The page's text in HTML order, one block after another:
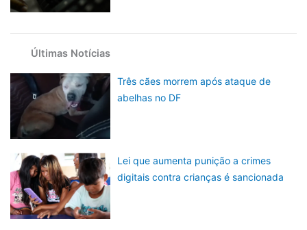
Últimas Notícias
Três cães morrem após ataque de
abelhas no DF
Lei que aumenta punição a crimes
digitais contra crianças é sancionada